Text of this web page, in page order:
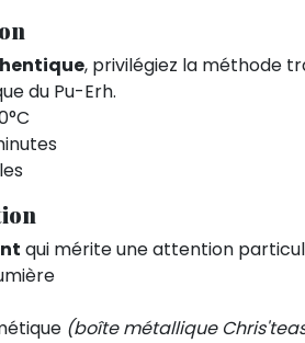
, privilégiez la méthode
du Pu-Erh.
qui mérite une attention
(boîte métallique